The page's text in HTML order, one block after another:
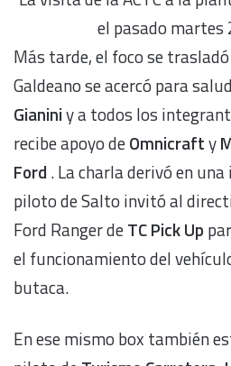
el pasado martes
Más tarde, el foco se
Galdeano se acercó para
Gianiniy a todos los
recibe apoyo deOmnicrafty
Ford . La charla derivó en
piloto de Salto invitó al
Ford Ranger deTC Pick Up
el funcionamiento del
butaca.
En ese mismo box también